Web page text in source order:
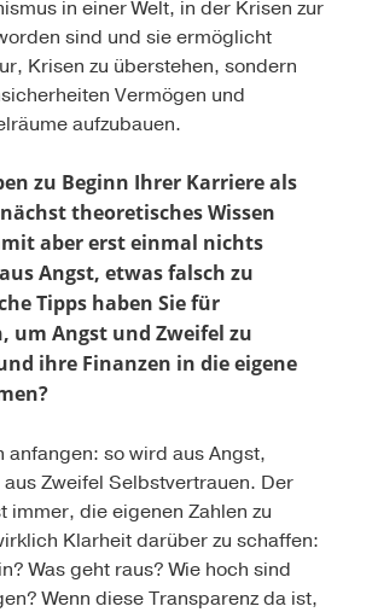
in einer Welt, in der Krisen zur
sind und sie ermöglicht
Krisen zu überstehen, sondern
Vermögen und
aufzubauen.
zu Beginn Ihrer Karriere als
theoretisches Wissen
aber erst einmal nichts
Angst, etwas falsch zu
Tipps haben Sie für
um Angst und Zweifel zu
ihre Finanzen in die eigene
anfangen: so wird aus Angst,
Zweifel Selbstvertrauen. Der
immer, die eigenen Zahlen zu
Klarheit darüber zu schaffen:
Was geht raus? Wie hoch sind
Wenn diese Transparenz da ist,